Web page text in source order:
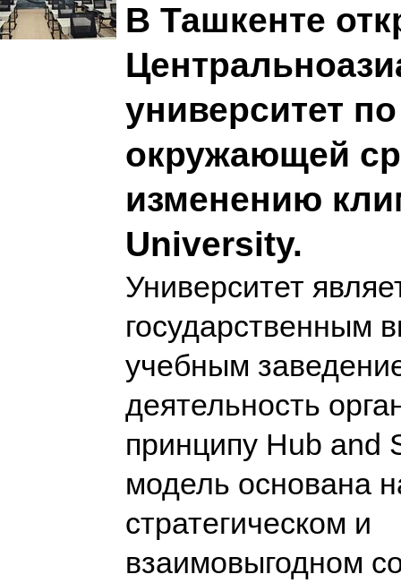
В Ташкенте
университет
окружающей
изменению
University.
Университет
государственным
учебным
деятельность
принципу Hub and
модель основана
стратегическом и
взаимовыгодном